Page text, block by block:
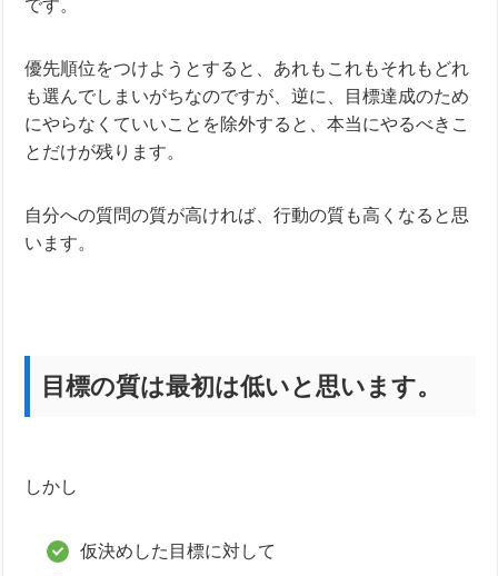
です。
優先順位をつけようとすると、あれもこれもそれもどれ
も選んでしまいがちなのですが、逆に、目標達成のため
にやらなくていいことを除外すると、本当にやるべきこ
とだけが残ります。
自分への質問の質が高ければ、行動の質も高くなると思
います。
目標の質は最初は低いと思います。
しかし
仮決めした目標に対して